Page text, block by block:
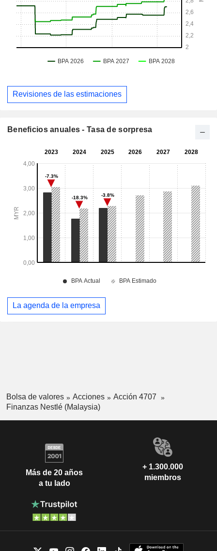
Revisiones de las estimaciones
Beneficios anuales - Tasa de sorpresa
La agenda de la empresa
Bolsa de valores Acciones
Acción 4707
Finanzas Nestlé (Malaysia)
Más de 20 años
a tu lado
+ 1.300.000
miembros